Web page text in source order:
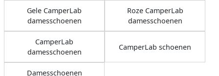
Gele CamperLab
damesschoenen
Roze CamperLab
damesschoenen
CamperLab
damesschoenen
CamperLab schoenen
Damesschoenen